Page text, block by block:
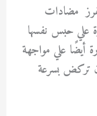
مضادات
علي حبس نفسها
قادرة أيضًا علي مواجهة
تركض بسرعة